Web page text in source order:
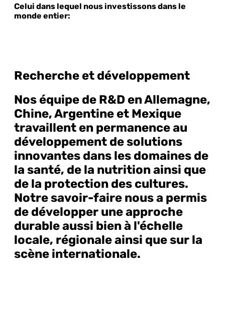
Celui dans lequel nous investissons dans le
monde entier:
Recherche et développement
Nos équipe de R&D en Allemagne,
Chine, Argentine et Mexique
travaillent en permanence au
développement de solutions
innovantes dans les domaines de
la santé, de la nutrition ainsi que
de la protection des cultures.
Notre savoir-faire nous a permis
de développer une approche
durable aussi bien à l'échelle
locale, régionale ainsi que sur la
scène internationale.